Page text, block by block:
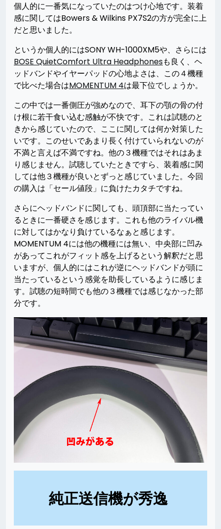
個人的に一番気になっていたのはつけ心地です。装着
感に関してはBowers & Wilkins PX7S2の方が完全に上
だと思いました。
というか個人的にはSONY WH-1000XM5や、さらには
BOSE QuietComfort Ultra Headphonesも良く、ヘ
ッドバンドやイヤーパッドの心地よさは、この４機種
で比べた場合はMOMENTUM 4は最下位でしょうか。
この中では一番側圧が強めなので、耳下の顎の骨の付
け根に若干食い込む感触が不快です。これは試聴のと
きから感じていたので、ここに関しては何か対策した
いです。このせいであまり長く付けていられないのが
不満と言えば不満ですね。他の３機種ではそれはあま
り感じません。試聴していたときですら、装着感に関
しては他３機種が良いとずっと感じていました。今回
の購入は「セール値段」に負けたカタチですね。
さらにヘッドバンドに関しても、頭頂部に当たってい
るときに一番硬さを感じます。これも他のライバル機
に対してはかなり負けているなぁと感じます。
MOMENTUM 4には他の機種には無い、中央部に凹み
があってこれがフィット感を上げるという解釈だと思
いますが、個人的にはこれが逆にヘッドバンドが頭に
当たっているという感覚を助長しているように感じま
す。試聴の短時間でも他の３機種では感じなかった部
分です。
純正送信機が秀逸